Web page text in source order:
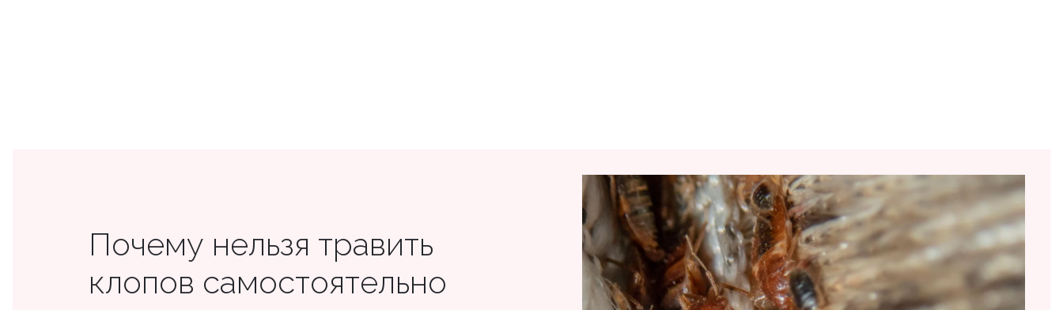
Почему нельзя травить
клопов самостоятельно